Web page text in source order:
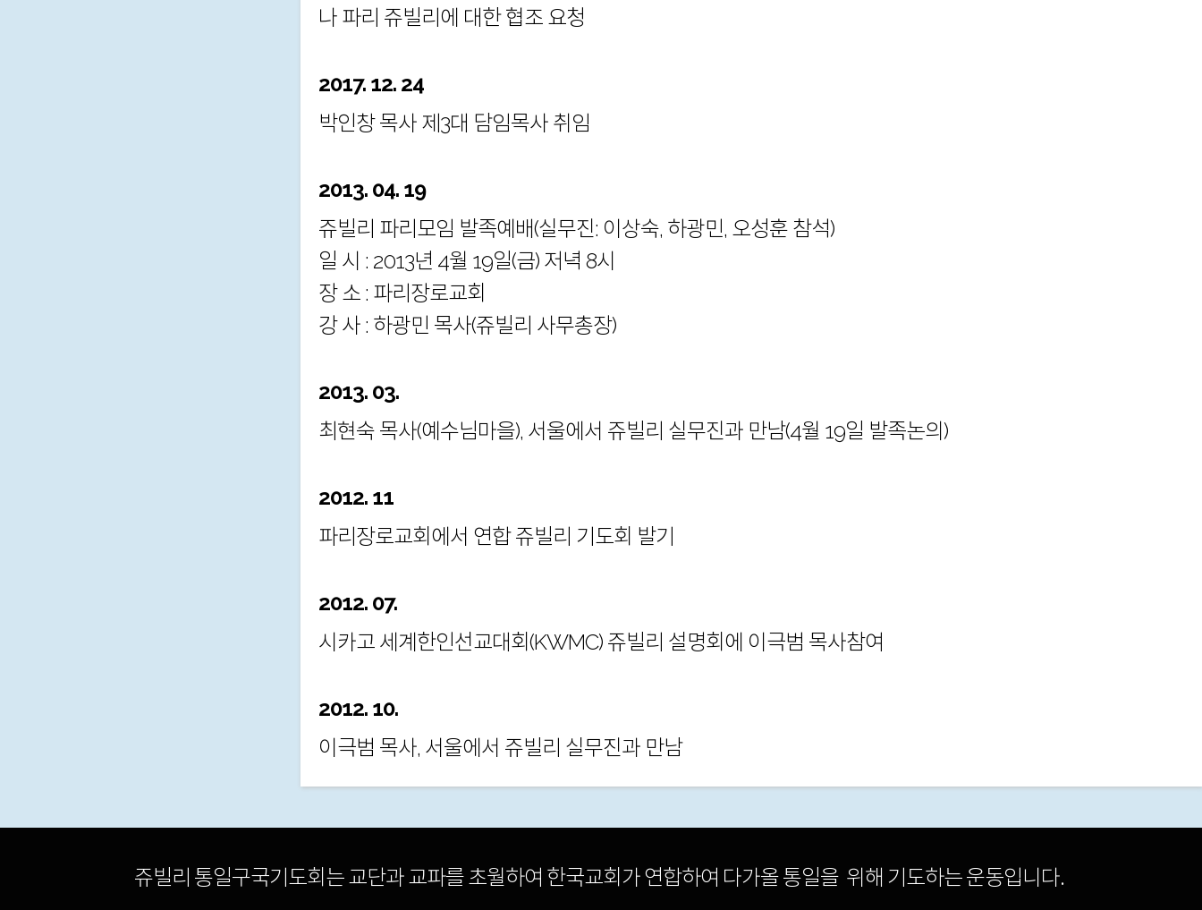
나 파리 쥬빌리에 대한 협조 요청
2017. 12. 24
박인창 목사 제3대 담임목사 취임
2013. 04. 19
쥬빌리 파리모임 발족예배(실무진: 이상숙, 하광민, 오성훈 참석)
일 시 : 2013년 4월 19일(금) 저녁 8시
장 소 : 파리장로교회
강 사 : 하광민 목사(쥬빌리 사무총장)
2013. 03.
최현숙 목사(예수님마을), 서울에서 쥬빌리 실무진과 만남(4월 19일 발족논의)
2012. 11
파리장로교회에서 연합 쥬빌리 기도회 발기
2012. 07.
시카고 세계한인선교대회(KWMC) 쥬빌리 설명회에 이극범 목사참여
2012. 10.
이극범 목사, 서울에서 쥬빌리 실무진과 만남
쥬빌리 통일구국기도회는 교단과 교파를 초월하여 한국교회가 연합하여 다가올 통일을 위해 기도하는 운동입니다.